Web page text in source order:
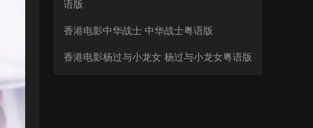
语版
香港电影中华战士 中华战士粤语版
香港电影杨过与小龙女 杨过与小龙女粤语版